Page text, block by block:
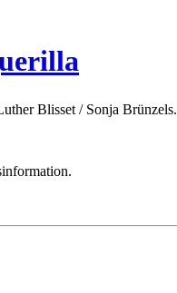
Blisset / Sonja Brünzels.